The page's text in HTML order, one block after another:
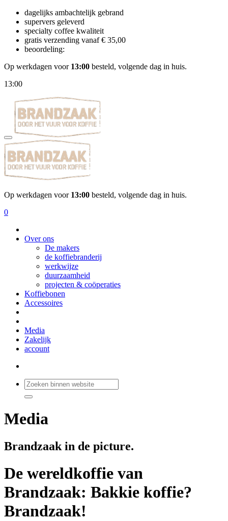
dagelijks ambachtelijk gebrand
supervers geleverd
specialty coffee kwaliteit
gratis verzending vanaf € 35,00
beoordeling:
Op werkdagen voor 13:00 besteld, volgende dag in huis.
13:00
Op werkdagen voor 13:00 besteld, volgende dag in huis.
0
Over ons
De makers
de koffiebranderij
werkwijze
duurzaamheid
projecten & coöperaties
Koffiebonen
Accessoires
Media
Zakelijk
account
Media
Brandzaak in de picture.
De wereldkoffie van
Brandzaak: Bakkie koffie?
Brandzaak!